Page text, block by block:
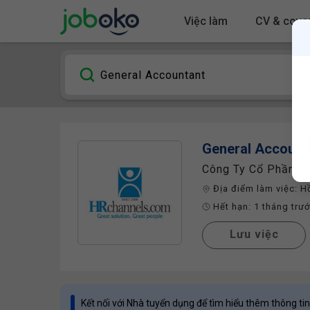
Việc làm CV &
General
Công Ty Cổ Phần
Địa điểm làm việc:
Hết hạn: 1 tháng
Lưu việc
Kết nối với Nhà tuyển dụng để tìm hiểu thêm thông